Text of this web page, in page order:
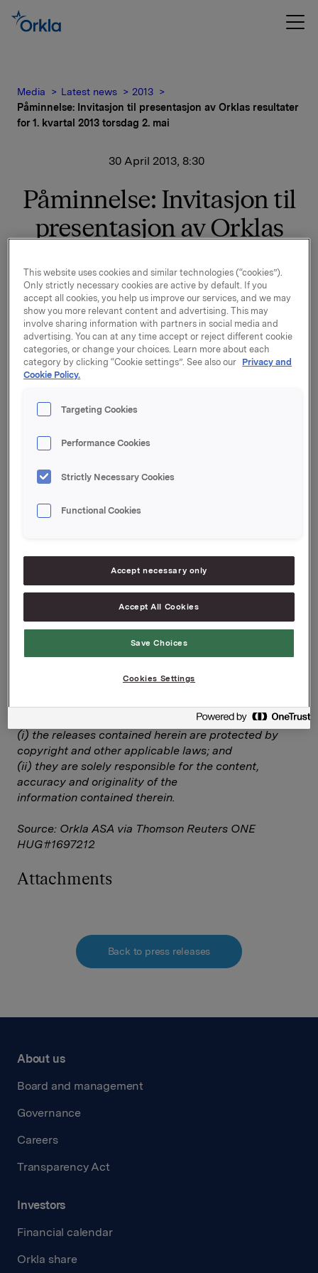
Media Latest news
2013
Påminnelse: Invitasjon til presentasjon av Orklas resultater
for 1. kvartal 2013 torsdag 2. mai
30 April 2013, 8:30
Påminnelse: Invitasjon til
presentasjon av Orklas
2013 torsdag 2. mai
Orkla offentliggjør resultater for 1. kvartal 2013
torsdag 2. mai 2013 kl. 07.00. Kvartalsrapporten og
presentasjonsmaterialet blir samtidig gjort
tilgjengelig påwww.orkla.no.
Atrium Konferansesenter, Munkedamsveien 45, Oslo.
engelsk og kan sees direkte via webcast på
www.orkla.no. Presentasjonen kan også følges direkte
på tlf: 21 03 33 95. Pinkode: 29228#.
Oslo, 30. april 2013
Anders Kalleberg, Investor Relations
--
This announcement is distributed by Thomson
The owner of this announcement warrants that:
(i) the releases contained herein are protected by
copyright and other applicable laws; and
(ii) they are solely responsible for the content,
accuracy and originality of the
information contained therein.
Source: Orkla ASA via Thomson Reuters ONE
HUG#1697212
Attachments
Back to press releases
About us
Board and management
Governance
Careers
Transparency Act
Investors
Financial calendar
Orkla share
This website uses cookies and similar technologies (“cookies”).
Only strictly necessary cookies are active by default. If you
accept all cookies, you help us improve our services, and we may
show you more relevant content and advertising. This may
involve sharing information with partners in social media and
advertising. You can at any time accept or reject different cookie
categories, or change your choices. Learn more about each
category by clicking “Cookie settings”. See also our Privacy and
Cookie Policy.
Targeting Cookies
Performance Cookies
Strictly Necessary Cookies
Functional Cookies
Accept necessary only
Accept All Cookies
Save Choices
Cookies Settings